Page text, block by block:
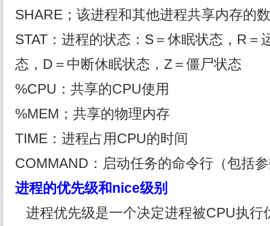
SHARE；该进程和其他进程共享内存的
STAT：进程的状态：S＝休眠状态，R＝
态，D＝中断休眠状态，Z＝僵尸状态
%CPU：共享的CPU使用
%MEM；共享的物理内存
TIME：进程占用CPU的时间
COMMAND：启动任务的命令行（包括
进程的优先级和nice级别
进程优先级是一个决定进程被CPU执行